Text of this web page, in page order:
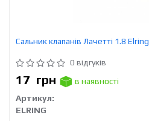
Сальник клапанів Лачетті 1.8 Elring
0 відгуків
17 грн
в наявності
Артикул:
ELRING